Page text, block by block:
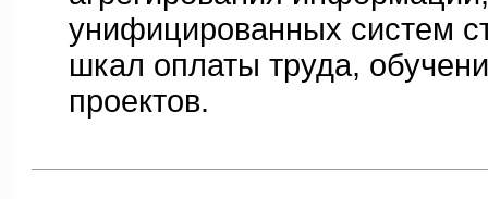
унифицированных систем
шкал оплаты труда,
проектов.